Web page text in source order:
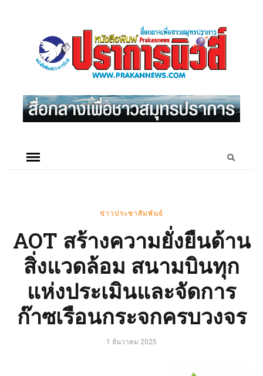
ข่าวประชาสัมพันธ์
AOT สร้างความยั่งยืนด้าน
สิ่งแวดล้อม สนามบินทุก
แห่งประเมินและจัดการ
ก๊าซเรือนกระจกครบวงจร
1 ธันวาคม 2025